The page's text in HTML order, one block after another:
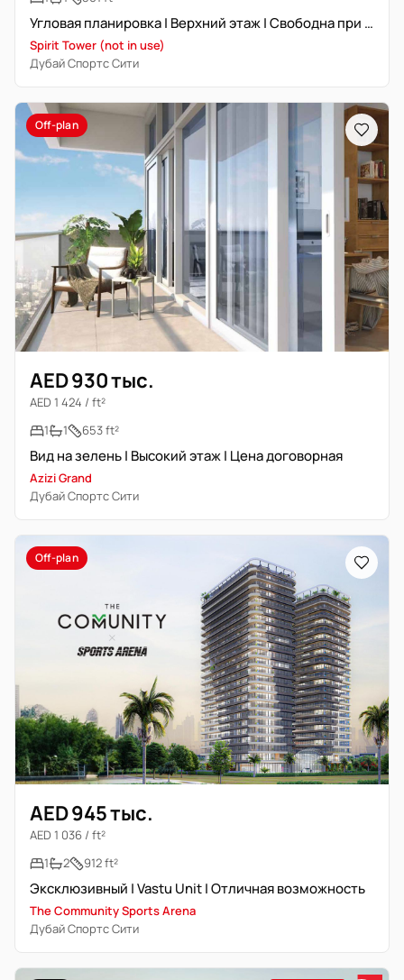
Угловая планировка | Верхний этаж | Свободна при передаче
Spirit Tower (not in use)
Дубай Спортс Сити
Off-plan
AED 930 тыс.
AED 1 424 / ft²
1
1 653 ft²
Вид на зелень | Высокий этаж | Цена договорная
Azizi Grand
Дубай Спортс Сити
Off-plan
AED 945 тыс.
AED 1 036 / ft²
1
2 912 ft²
Эксклюзивный | Vastu Unit | Отличная возможность
The Community Sports Arena
Дубай Спортс Сити